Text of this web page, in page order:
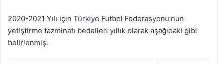
2020-2021 Yılı için Türkiye Futbol Federasyonu’nun
yetiştirme tazminatı bedelleri yıllık olarak aşağıdaki gibi
belirlenmiş.